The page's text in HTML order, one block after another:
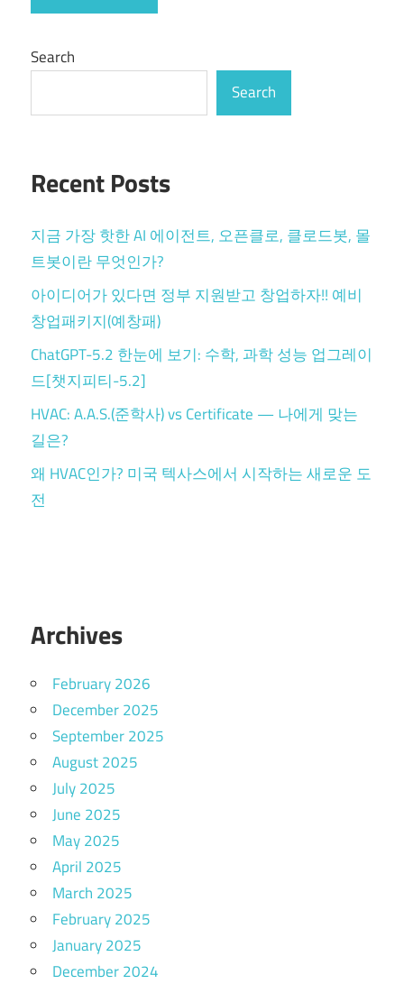
Search
Search
Recent Posts
지금 가장 핫한 AI 에이전트, 오픈클로, 클로드봇, 몰
트봇이란 무엇인가?
아이디어가 있다면 정부 지원받고 창업하자!! 예비
창업패키지(예창패)
ChatGPT-5.2 한눈에 보기: 수학, 과학 성능 업그레이
드[챗지피티-5.2]
HVAC: A.A.S.(준학사) vs Certificate — 나에게 맞는
길은?
왜 HVAC인가? 미국 텍사스에서 시작하는 새로운 도
전
Archives
February 2026
December 2025
September 2025
August 2025
July 2025
June 2025
May 2025
April 2025
March 2025
February 2025
January 2025
December 2024